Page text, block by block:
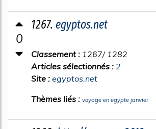
0
1267. egyptos.net
Classement : 1267/ 1282
Articles sélectionnés : 2
Site : egyptos.net
Thèmes liés : voyage en egypte janvier